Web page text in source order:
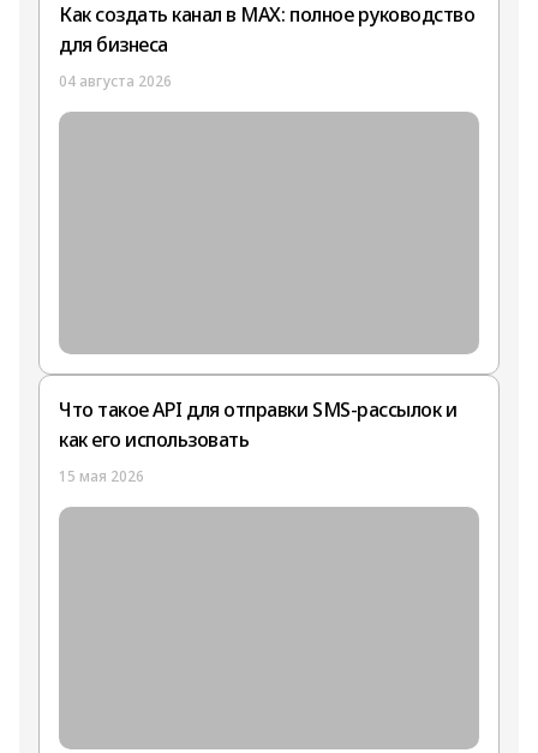
Как создать канал в MAX: полное руководство
для бизнеса
04 августа 2026
Что такое API для отправки SMS-рассылок и
как его использовать
15 мая 2026